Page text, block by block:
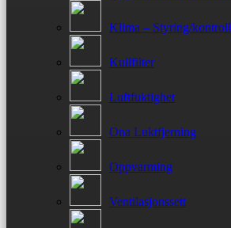
Klima – Styring/kontroll
Kullfilter
Luftfuktighet
Ona Luktfjerning
Oppvarming
Ventilasjonssett